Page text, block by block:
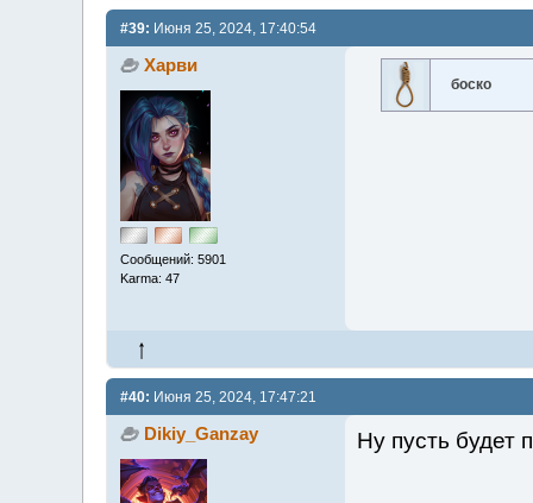
#39: Июня 25, 2024, 17:40:54
Харви
Сообщений: 5901
Karma: 47
боско
#40: Июня 25, 2024, 17:47:21
Dikiy_Ganzay Ну пусть будет